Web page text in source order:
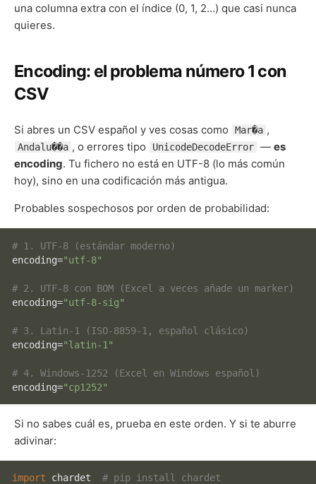
una columna extra con el índice (0, 1, 2…) que casi nunca
quieres.
Encoding: el problema número 1 con
CSV
Si abres un CSV español y ves cosas como Mar�a ,
Andalu��a , o errores tipo UnicodeDecodeError —es
encoding. Tu fichero no está en UTF-8 (lo más común
hoy), sino en una codificación más antigua.
Probables sospechosos por orden de probabilidad:
# 1. UTF-8 (estándar moderno)
encoding="utf-8"
# 2. UTF-8 con BOM (Excel a veces añade un marker)
encoding="utf-8-sig"
# 3. Latin-1 (ISO-8859-1, español clásico)
encoding="latin-1"
# 4. Windows-1252 (Excel en Windows español)
encoding="cp1252"
Si no sabes cuál es, prueba en este orden. Y si te aburre
adivinar:
import chardet # pip install chardet